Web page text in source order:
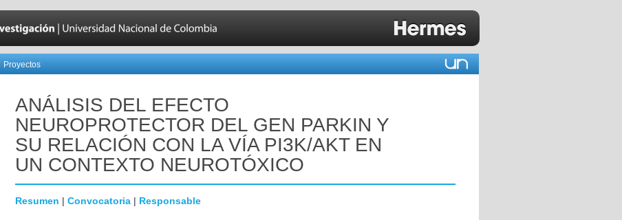
Proyectos
ANÁLISIS DEL EFECTO
NEUROPROTECTOR DEL GEN PARKIN Y
SU RELACIÓN CON LA VÍA PI3K/AKT EN
UN CONTEXTO NEUROTÓXICO
Resumen | Convocatoria | Responsable